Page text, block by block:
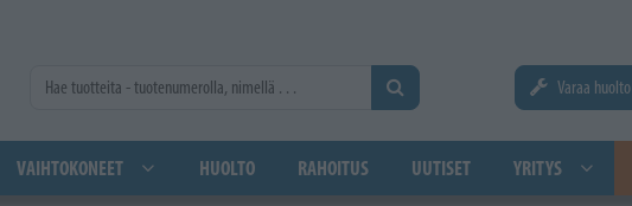
Varaa huolto
VAIHTOKONEET HUOLTO RAHOITUS UUTISET YRITYS